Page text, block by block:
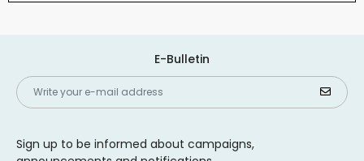
E-Bulletin
Sign up to be informed about campaigns,